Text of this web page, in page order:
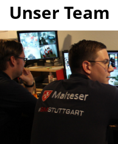
Unser Team